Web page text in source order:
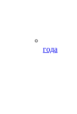
года